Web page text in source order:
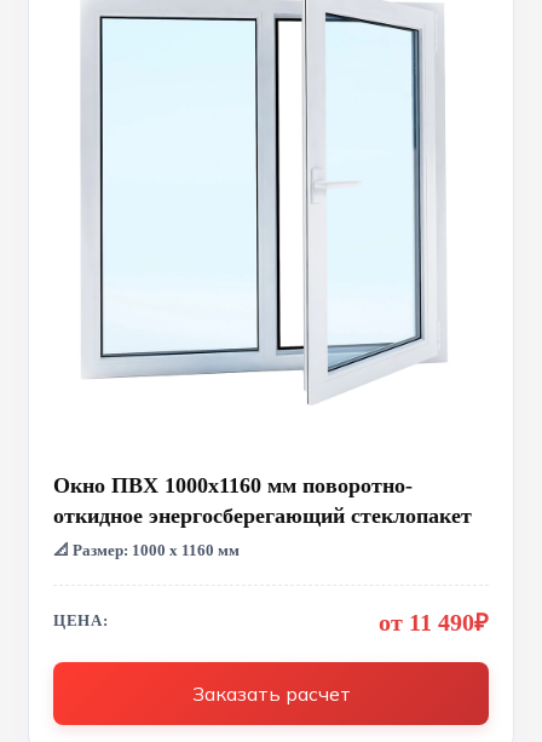
Окно ПВХ 1000x1160 мм поворотно-
откидное энергосберегающий стеклопакет
📐 Размер: 1000 х 1160 мм
ЦЕНА: от 11 490₽
Заказать расчет